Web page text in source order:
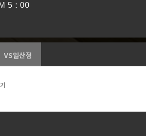
5 : 00
VS일산점